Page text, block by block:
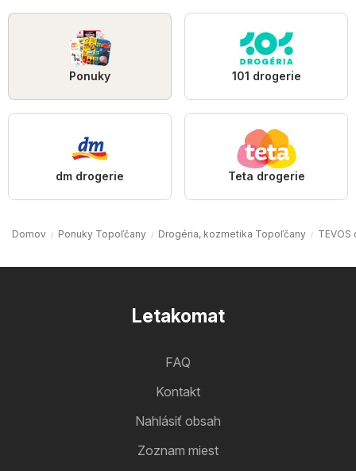
Ponuky 101 drogerie
dm drogerie Teta drogerie
Domov Ponuky Topoľčany Drogéria, kozmetika Topoľčany
Letakomat
FAQ
Kontakt
Nahlásiť obsah
Zoznam miest